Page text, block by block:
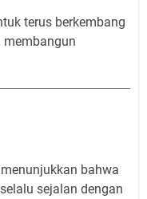
terus berkembang
menunjukkan bahwa
sejalan dengan